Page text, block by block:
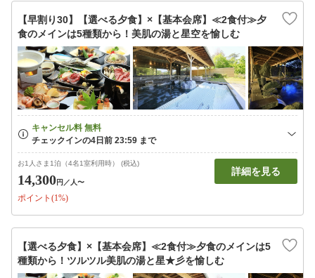
【早割り30】【選べる夕食】×【基本会席】≪2食付≫夕
食のメインは5種類から！美肌の湯と星空を愉しむ
お1人さま1泊（4名1室利用時） (税込)
14,300円 ／人〜
ポイント(1%)
詳細を見る
【選べる夕食】×【基本会席】≪2食付≫夕食のメインは5
種類から！ツルツル美肌の湯と星★彡を愉しむ